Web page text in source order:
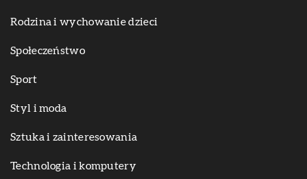
Rodzina i wychowanie dzieci
Społeczeństwo
Sport
Styl i moda
Sztuka i zainteresowania
Technologia i komputery